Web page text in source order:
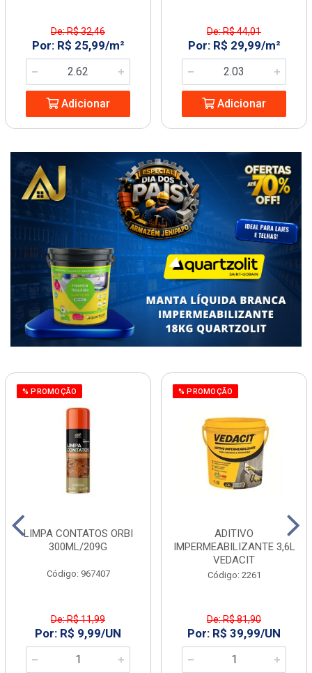
De: R$ 32,46
Por: R$ 25,99/m²
Adicionar
De: R$ 44,01
Por: R$ 29,99/m²
Adicionar
% PROMOÇÃO
LIMPA CONTATOS ORBI
300ML/209G
Código: 967407
De: R$ 11,99
Por: R$ 9,99/UN
% PROMOÇÃO
ADITIVO
IMPERMEABILIZANTE 3,6L
VEDACIT
Código: 2261
De: R$ 81,90
Por: R$ 39,99/UN